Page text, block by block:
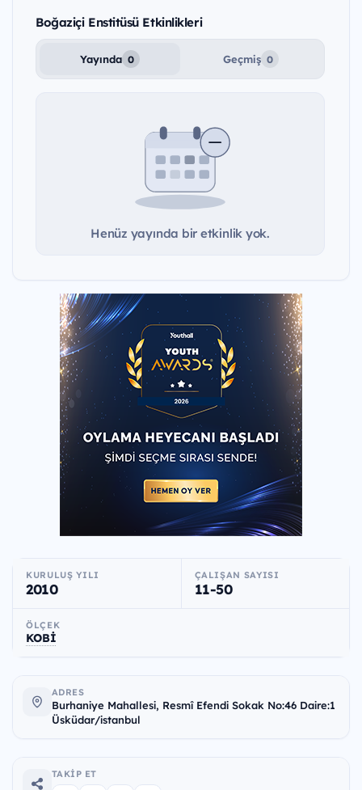
Boğaziçi Enstitüsü Etkinlikleri
Yayında 0 Geçmiş 0
Henüz yayında bir etkinlik yok.
KURULUŞ YILI
2010
ÇALIŞAN SAYISI
11-50
ÖLÇEK
KOBİ
ADRES
Burhaniye Mahallesi, Resmî Efendi Sokak No:46 Daire:1
Üsküdar/istanbul
TAKIP ET